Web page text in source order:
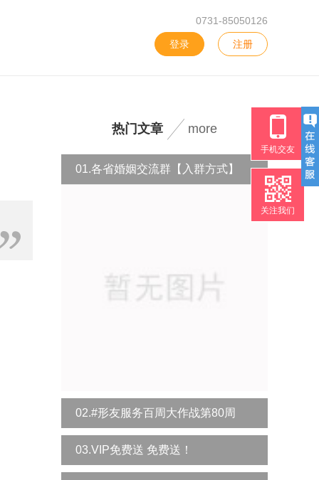
0731-85050126
登录 注册
热门文章 more
01.各省婚姻交流群【入群方式】
02.#形友服务百周大作战第80周
03.VIP免费送 免费送！
手机交友
关注我们